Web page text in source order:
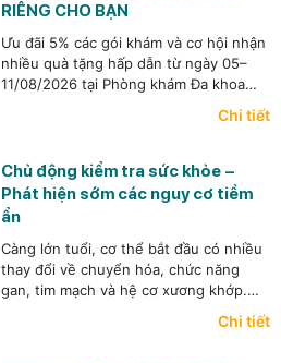
RIÊNG CHO BẠN
Ưu đãi 5% các gói khám và cơ hội nhận
nhiều quà tặng hấp dẫn từ ngày 05–
11/08/2026 tại Phòng khám Đa khoa
Chi tiết
Chủ động kiểm tra sức khỏe –
Phát hiện sớm các nguy cơ tiềm
ẩn
Càng lớn tuổi, cơ thể bắt đầu có nhiều
thay đổi về chuyển hóa, chức năng
gan, tim mạch và hệ cơ xương khớp.
Những thay đổi này thường diễn tiến
âm thầm, chưa biểu hiện thành triệu
Chi tiết